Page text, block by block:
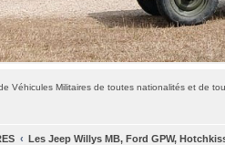
Véhicules Militaires de toutes nationalités et de
Les Jeep Willys MB, Ford GPW,